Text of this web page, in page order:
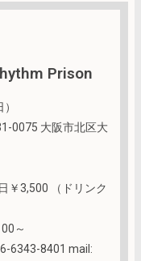
Prison
0075 大阪市北区大
￥3,500 （ドリンク
～
6343-8401 mail: